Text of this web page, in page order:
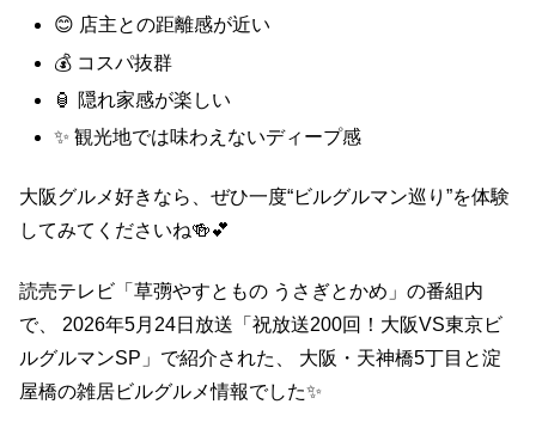
😊 店主との距離感が近い
💰 コスパ抜群
🏮 隠れ家感が楽しい
✨ 観光地では味わえないディープ感
大阪グルメ好きなら、ぜひ一度“ビルグルマン巡り”を体験
してみてくださいね🍻💕
読売テレビ「草彅やすともの うさぎとかめ」の番組内
で、 2026年5月24日放送「祝放送200回！大阪VS東京ビ
ルグルマンSP」で紹介された、 大阪・天神橋5丁目と淀
屋橋の雑居ビルグルメ情報でした✨